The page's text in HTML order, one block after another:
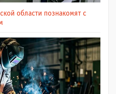
области познакомят с